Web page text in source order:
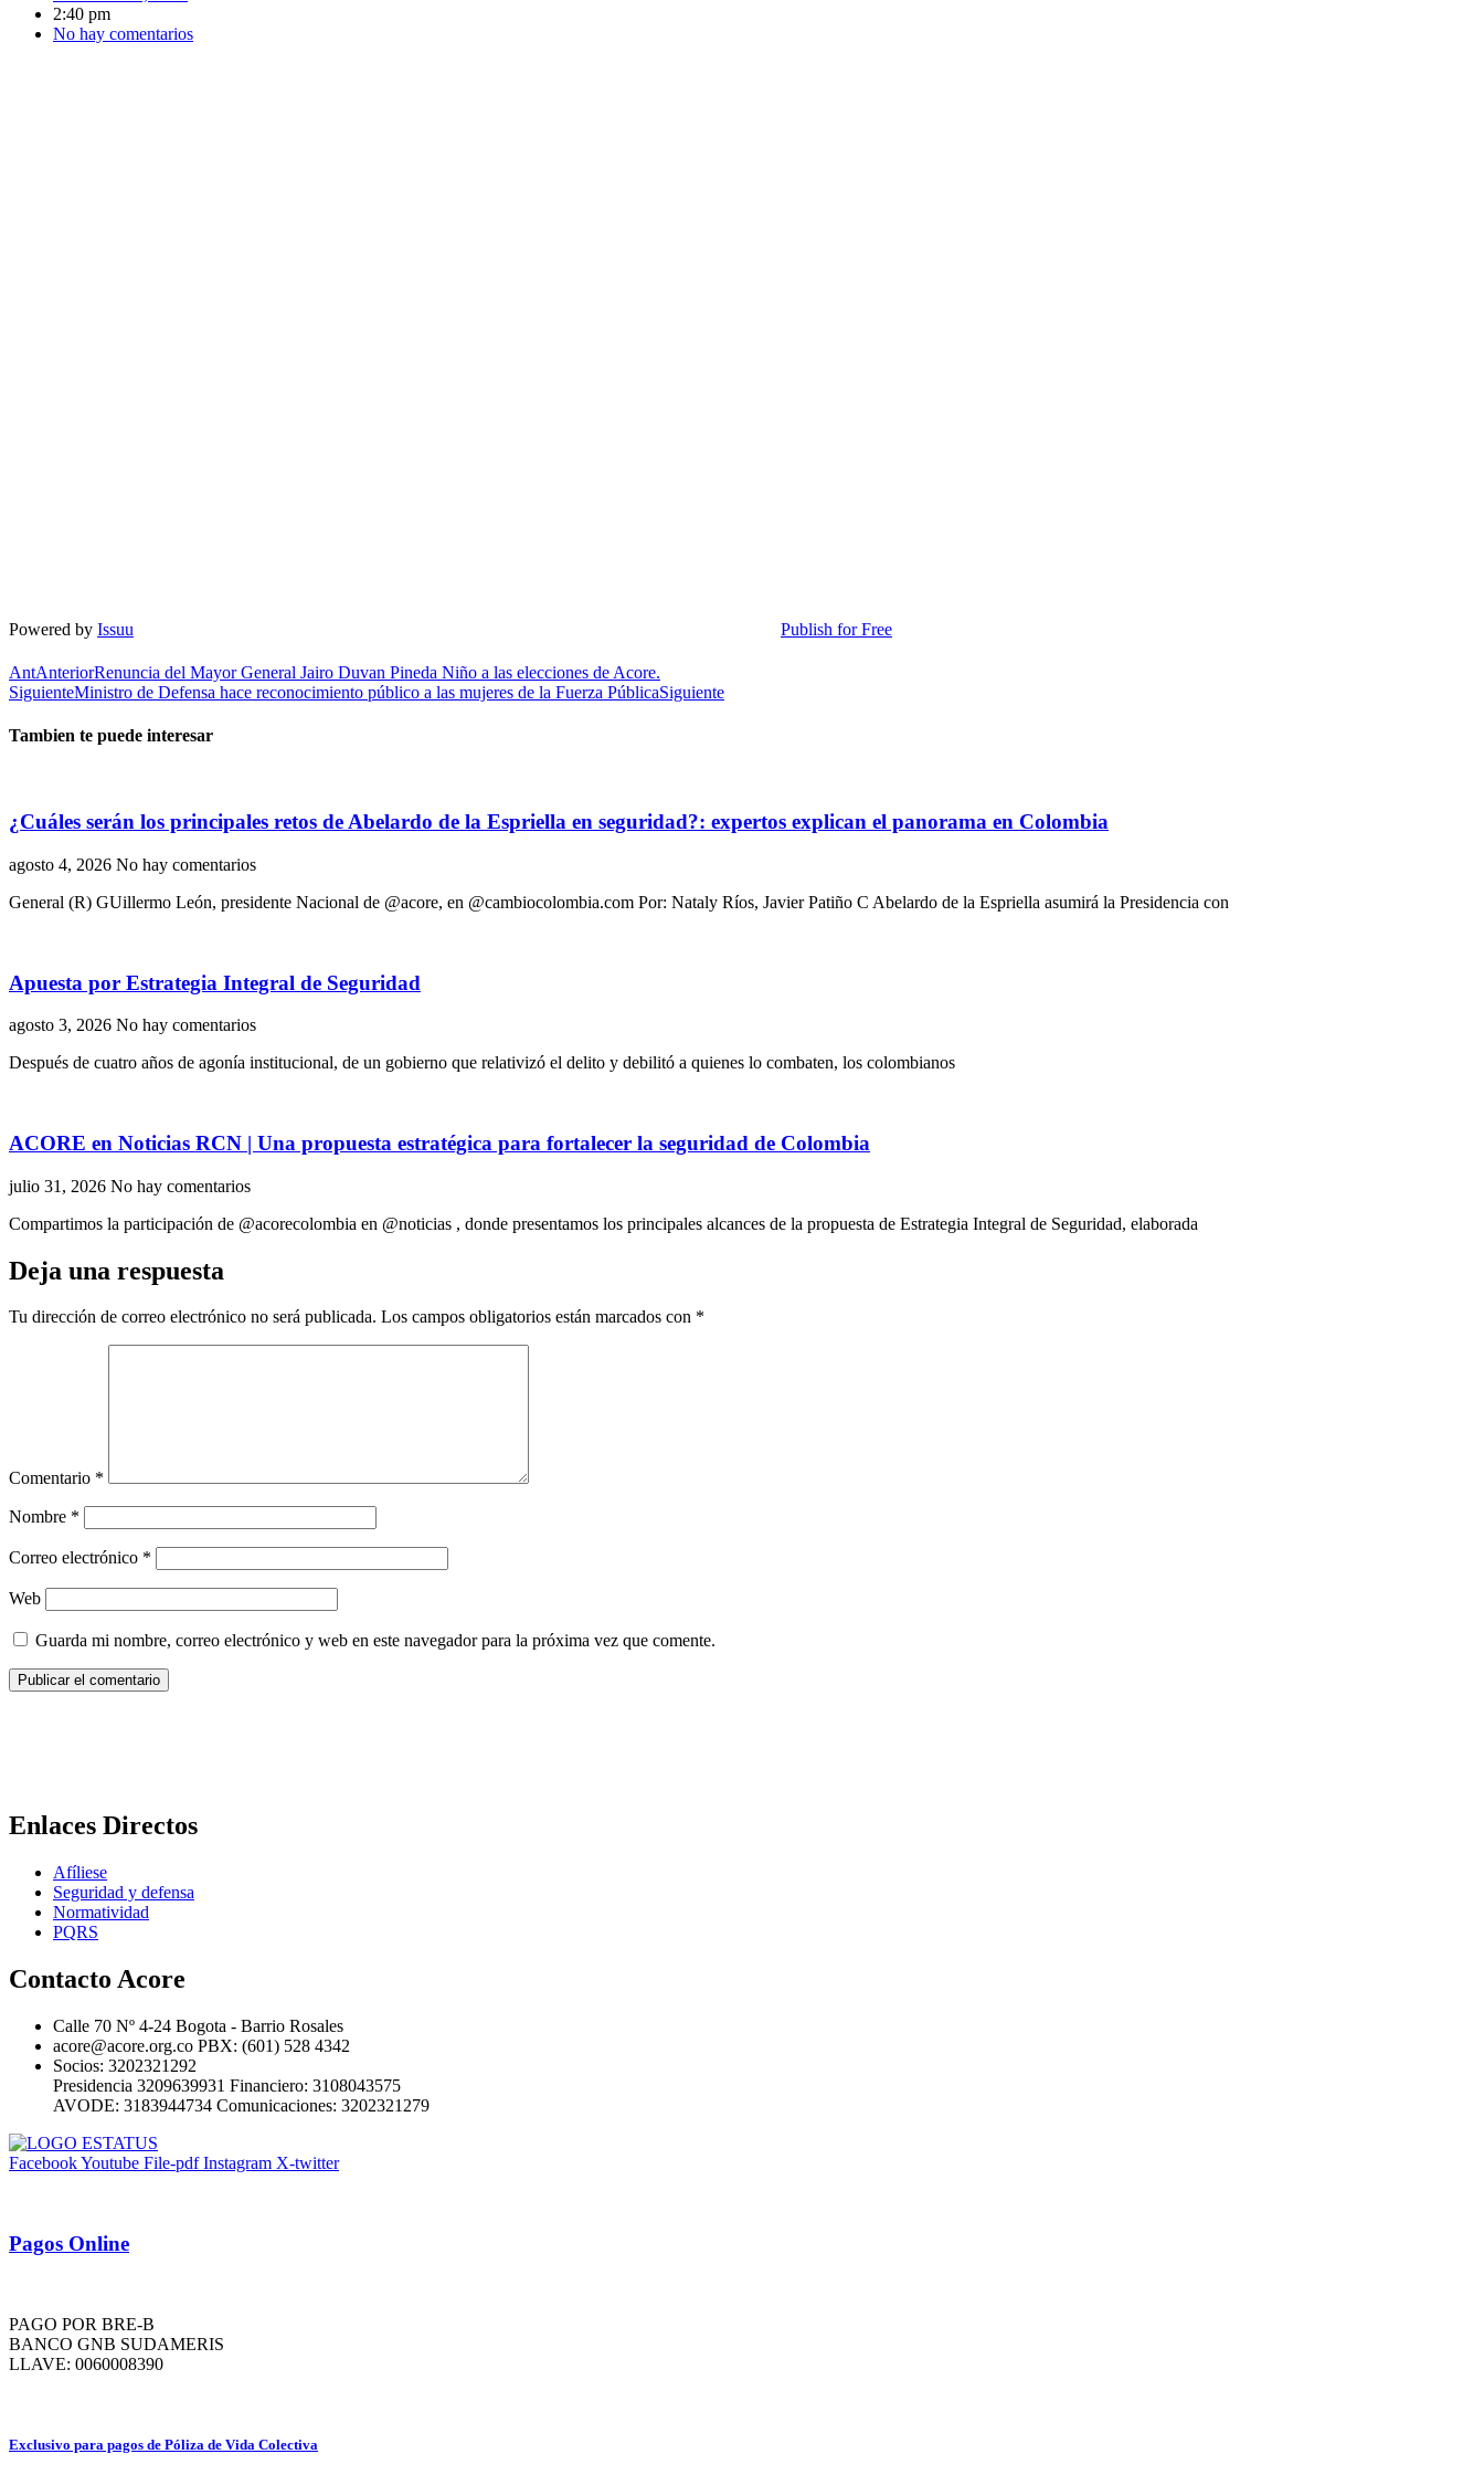
2:40 pm
No hay comentarios
Powered by Issuu Publish for Free
AntAnteriorRenuncia del Mayor General Jairo Duvan Pineda Niño a las elecciones de Acore.
SiguienteMinistro de Defensa hace reconocimiento público a las mujeres de la Fuerza PúblicaSiguiente
Tambien te puede interesar
¿Cuáles serán los principales retos de Abelardo de la Espriella en seguridad?: expertos explican el panorama en Colombia
agosto 4, 2026 No hay comentarios
General (R) GUillermo León, presidente Nacional de @acore, en @cambiocolombia.com Por: Nataly Ríos, Javier Patiño C Abelardo de la Espriella asumirá la Presidencia con
Apuesta por Estrategia Integral de Seguridad
agosto 3, 2026 No hay comentarios
Después de cuatro años de agonía institucional, de un gobierno que relativizó el delito y debilitó a quienes lo combaten, los colombianos
ACORE en Noticias RCN | Una propuesta estratégica para fortalecer la seguridad de Colombia
julio 31, 2026 No hay comentarios
Compartimos la participación de ‪@acorecolombia‬ en ‪@noticias‬ , donde presentamos los principales alcances de la propuesta de Estrategia Integral de Seguridad, elaborada
Deja una respuesta
Tu dirección de correo electrónico no será publicada. Los campos obligatorios están marcados con *
Comentario *
Nombre *
Correo electrónico *
Web
Guarda mi nombre, correo electrónico y web en este navegador para la próxima vez que comente.
Enlaces Directos
Afíliese
Seguridad y defensa
Normatividad
PQRS
Contacto Acore
Calle 70 Nº 4-24 Bogota - Barrio Rosales
acore@acore.org.co PBX: (601) 528 4342
Socios: 3202321292
Presidencia 3209639931 Financiero: 3108043575
AVODE: 3183944734 Comunicaciones: 3202321279
FacebookYoutube File-pdf Instagram X-twitter
Pagos Online
PAGO POR BRE-B
BANCO GNB SUDAMERIS
LLAVE: 0060008390
Exclusivo para pagos de Póliza de Vida Colectiva